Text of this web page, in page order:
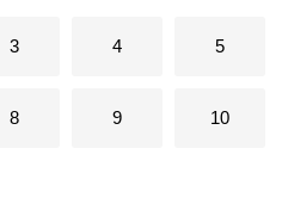
吴县不得安宁。阮秋水、程景墨遂决
3 4 5
8 9 10